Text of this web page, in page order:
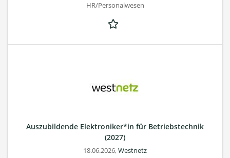
HR/Personalwesen
Auszubildende Elektroniker*in für Betriebstechnik
(2027)
18.06.2026,Westnetz